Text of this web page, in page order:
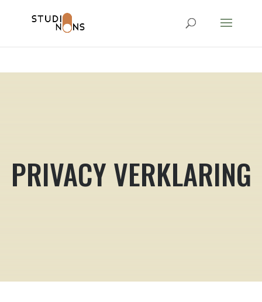
verification=hB1_4FhGbh1OL2VluUHiRFl8B8SAoNM9shx099Yv0l0
PRIVACY VERKLARING